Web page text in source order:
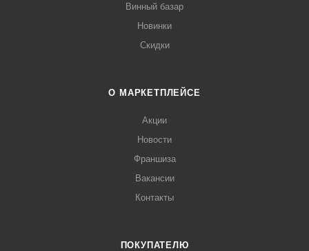
Винный базар
Новинки
Скидки
О МАРКЕТПЛЕЙСЕ
Акции
Новости
Франшиза
Вакансии
Контакты
ПОКУПАТЕЛЮ